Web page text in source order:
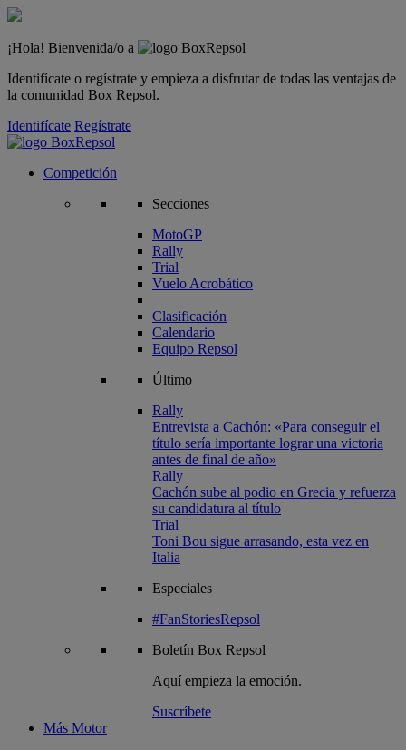
¡Hola! Bienvenida/o a
Identifícate o regístrate y empieza a disfrutar de todas las ventajas de
la comunidad Box Repsol.
Identifícate Regístrate
Competición
Secciones
MotoGP
Rally
Trial
Vuelo Acrobático
Clasificación
Calendario
Equipo Repsol
Último
Rally
Entrevista a Cachón: «Para conseguir el
título sería importante lograr una victoria
antes de final de año»
Rally
Cachón sube al podio en Grecia y refuerza
su candidatura al título
Trial
Toni Bou sigue arrasando, esta vez en
Italia
Especiales
#FanStoriesRepsol
Boletín Box Repsol
Aquí empieza la emoción.
Suscríbete
Más Motor